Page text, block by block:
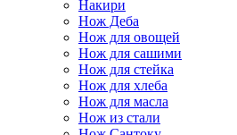
Накири
Нож Деба
Нож для овощей
Нож для сашими
Нож для стейка
Нож для хлеба
Нож для масла
Нож из стали